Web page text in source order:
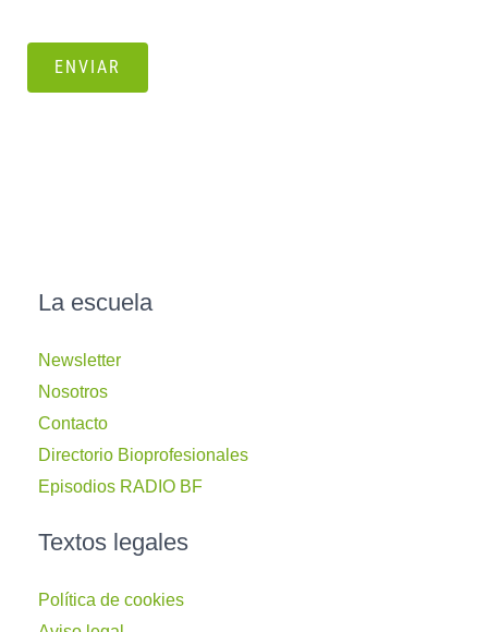
ENVIAR
La escuela
Newsletter
Nosotros
Contacto
Directorio Bioprofesionales
Episodios RADIO BF
Textos legales
Política de cookies